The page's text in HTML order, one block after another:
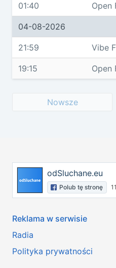
01:40 Open
04-08-2026
21:59 Vibe
19:15 Open
Nowsze
odSluchane.eu
Polub tę stronę
Reklama w serwisie
Radia
Polityka prywatności